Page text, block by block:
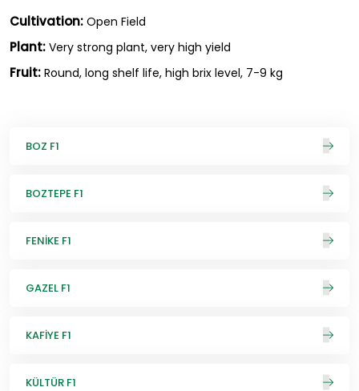
Cultivation: Open Field
Plant: Very strong plant, very high yield
Fruit: Round, long shelf life, high brix level, 7-9 kg
BOZ F1
BOZTEPE F1
FENİKE F1
GAZEL F1
KAFİYE F1
KÜLTÜR F1